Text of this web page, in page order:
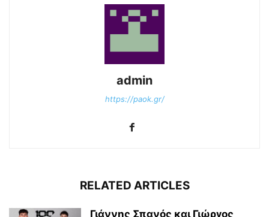
admin
https://paok.gr/
RELATED ARTICLES
Γιάννης Σπανός και Γιώργος